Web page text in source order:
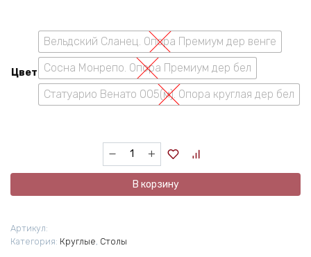
Цвет
Вельдский Сланец. Опора Премиум дер венге
Сосна Монрепо. Опора Премиум дер бел
Статуарио Венато 005(м). Опора круглая дер бел
Количество
товара
Норд-9
В корзину
Артикул:
Категория: Круглые, Столы